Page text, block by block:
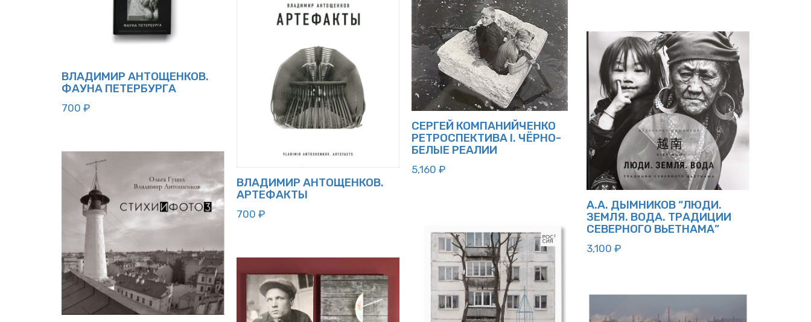
СЕРГЕЙ КОМПАНИЙЧЕНКО
РЕТРОСПЕКТИВА I. ЧЁРНО-
БЕЛЫЕ РЕАЛИИ
5,160 ₽
ВЛАДИМИР АНТОЩЕНКОВ.
ФАУНА ПЕТЕРБУРГА
700 ₽
ВЛАДИМИР АНТОЩЕНКОВ.
АРТЕФАКТЫ
700 ₽
А.А. ДЫМНИКОВ “ЛЮДИ.
ЗЕМЛЯ. ВОДА. ТРАДИЦИИ
СЕВЕРНОГО ВЬЕТНАМА”
3,100 ₽